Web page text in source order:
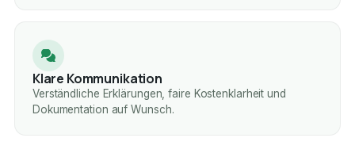
Klare Kommunikation
Verständliche Erklärungen, faire Kostenklarheit und
Dokumentation auf Wunsch.